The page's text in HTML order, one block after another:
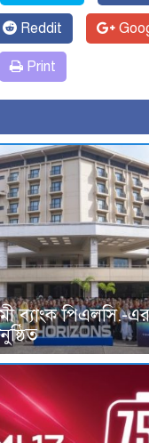
Reddit
Print
ব্যাংক পিএলসি.-